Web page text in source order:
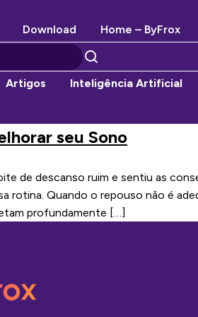
Download Home – ByFrox
Artigos Inteligência Artificial
seu Sono
de descanso ruim e sentiu as
rotina. Quando o repouso não é
profundamente […]